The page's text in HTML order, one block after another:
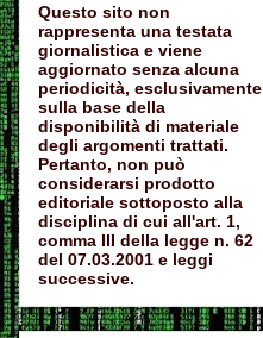
Questo sito non
rappresenta una testata
giornalistica e viene
aggiornato senza alcuna
periodicità, esclusivamente
sulla base della
disponibilità di materiale
degli argomenti trattati.
Pertanto, non può
considerarsi prodotto
editoriale sottoposto alla
disciplina di cui all'art. 1,
comma III della legge n. 62
del 07.03.2001 e leggi
successive.